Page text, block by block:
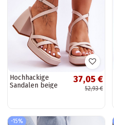
Hochhackige
Sandalen beige
37,05 €
52,93 €
-15%